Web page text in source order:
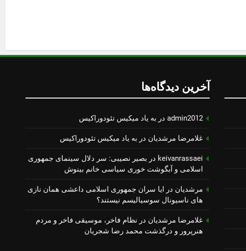
آخرین دیدگاه‌ها
admin2012 در به یاد میكیس تئودوراكیس
غلامرضا مرشدیان در به یاد میكیس تئودوراكیس
keivanrassaei در بصیر نصیبی: سر دلال سینمای جمهوری
اسلامی و آبگوشت خوری سیاسی خانم بینوش
مرشدیان در ایا سران جمهوری اسلامی داعشی همان نازی
های ناسیونال سوسیالیسم نیستند؟
غلامرضا مرشدیان در نظام فاخر، موسیقی فاخر و مردم
هنرپرور و درگذشت محمد رضا شجریان